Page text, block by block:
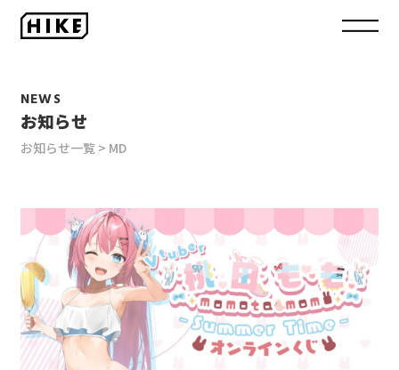
NEWS
お知らせ
お知らせ一覧 MD